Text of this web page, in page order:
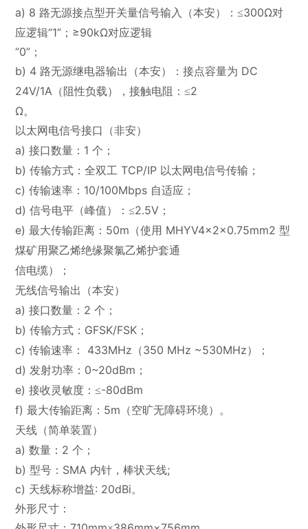
a) 8 路无源接点型开关量信号输入（本安）：≤300Ω对
应逻辑“1”；≥90kΩ对应逻辑
“0”；
b) 4 路无源继电器输出（本安）：接点容量为 DC
24V/1A （阻性负载），接触电阻：≤2
Ω。
以太网电信号接口（非安）
a) 接口数量：1个；
b)传输方式：全双工 TCP/IP 以太网电信号传输；
c) 传输速率：10/100Mbps 自适应；
d)信号电平（峰值）：≤2.5V ；
e) 最大传输距离：50m （使用 MHYV4×2×0.75mm2型
煤矿用聚乙烯绝缘聚氯乙烯护套通
信电缆）；
无线信号输出（本安）
a) 接口数量：2个；
b) 传输方式：GFSK/FSK ；
c)传输速率： 433MHz（350 MHz ~530MHz）；
d) 发射功率：0~20dBm ；
e)接收灵敏度：≤-80dBm
f) 最大传输距离：5m （空旷无障碍环境）。
天线（简单装置）
a) 数量：2个；
b) 型号：SMA 内针，棒状天线;
c) 天线标称增益: 20dBi。
外形尺寸：